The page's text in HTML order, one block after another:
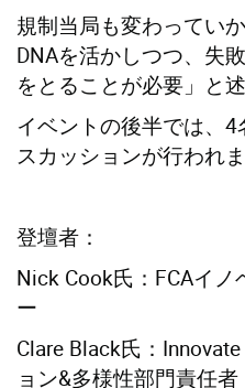
規制当局も変わってい
DNAを活かしつつ、失
をとることが必要」と述
イベントの後半では、
スカッションが行われま
登壇者：
Nick Cook氏：FCAイノ
ー
Clare Black氏：
ョン&多様性部門責任者